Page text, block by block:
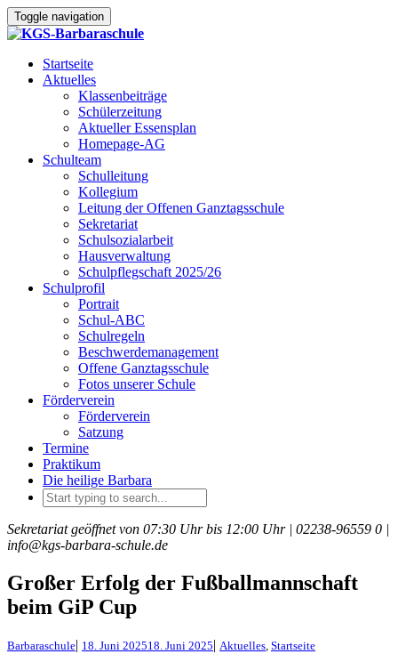
Toggle navigation
Startseite
Aktuelles
Klassenbeiträge
Schülerzeitung
Aktueller Essensplan
Homepage-AG
Schulteam
Schulleitung
Kollegium
Leitung der Offenen Ganztagsschule
Sekretariat
Schulsozialarbeit
Hausverwaltung
Schulpflegschaft 2025/26
Schulprofil
Portrait
Schul-ABC
Schulregeln
Beschwerdemanagement
Offene Ganztagsschule
Fotos unserer Schule
Förderverein
Förderverein
Satzung
Termine
Praktikum
Die heilige Barbara
Sekretariat geöffnet von 07:30 Uhr bis 12:00 Uhr | 02238-96559 0 |
info@kgs-barbara-schule.de
Großer Erfolg der Fußballmannschaft
beim GiP Cup
Barbaraschule| 18. Juni 202518. Juni 2025| Aktuelles Startseite